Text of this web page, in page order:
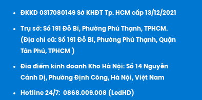
ĐKKD 0317080149 Sở KHĐT Tp. HCM cấp 13/12/2021
Trụ sở: Số 191 Đỗ Bí, Phường Phú Thạnh, TPHCM.
(Địa chỉ cũ: Số 191 Đỗ Bí, Phường Phú Thạnh, Quận
Tân Phú, TPHCM )
Đia điểm kinh doanh Kho Hà Nội: Số 14 Nguyễn
Cảnh Dị, Phường Định Công, Hà Nội, Việt Nam
Hotline 24/7: 0868.009.008 (LedHD)